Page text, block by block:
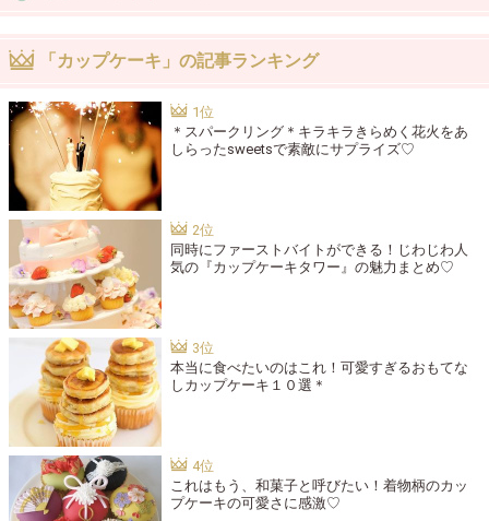
「カップケーキ」の記事ランキング
＊スパークリング＊キラキラきらめく花火をあ
しらったsweetsで素敵にサプライズ♡
同時にファーストバイトができる！じわじわ人
気の『カップケーキタワー』の魅力まとめ♡
本当に食べたいのはこれ！可愛すぎるおもてな
しカップケーキ１０選＊
これはもう、和菓子と呼びたい！着物柄のカッ
プケーキの可愛さに感激♡